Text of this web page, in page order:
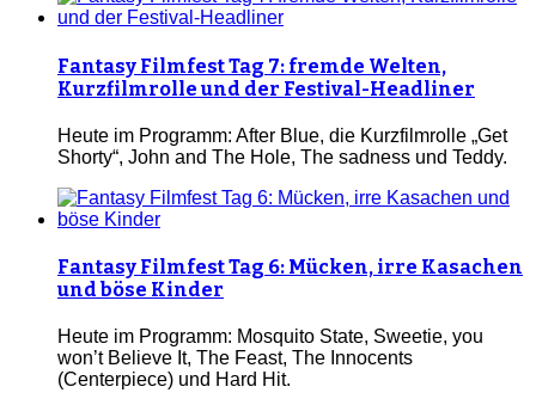
Fantasy Filmfest Tag 7: fremde Welten,
Kurzfilmrolle und der Festival-Headliner
Heute im Programm: After Blue, die Kurzfilmrolle „Get
Shorty“, John and The Hole, The sadness und Teddy.
Fantasy Filmfest Tag 6: Mücken, irre Kasachen
und böse Kinder
Heute im Programm: Mosquito State, Sweetie, you
won’t Believe It, The Feast, The Innocents
(Centerpiece) und Hard Hit.